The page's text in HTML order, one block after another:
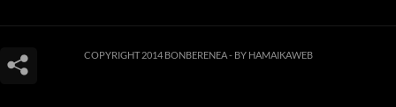
COPYRIGHT 2014 BONBERENEA - BY HAMAIKAWEB